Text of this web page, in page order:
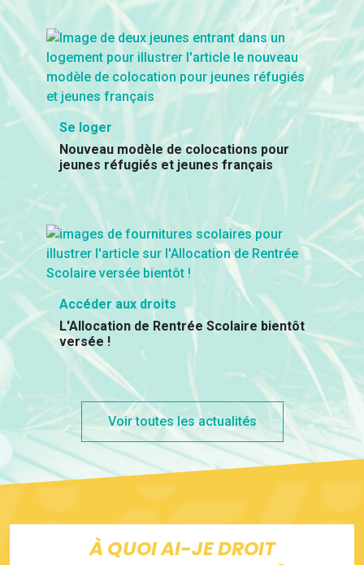
Se loger
Nouveau modèle de colocations pour
jeunes réfugiés et jeunes français
Accéder aux droits
L'Allocation de Rentrée Scolaire bientôt
versée !
Voir toutes les actualités
À QUOI AI-JE DROIT